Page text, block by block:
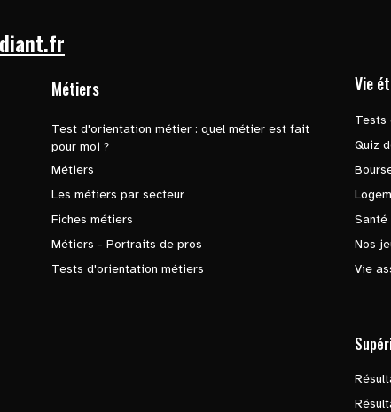
Métiers
Test d'orientation métier : quel métier est fait
pour moi ?
Métiers
Les métiers par secteur
Fiches métiers
Métiers - Portraits de pros
Tests d'orientation métiers
Vie
Tests
Quiz
Santé
Nos
Vie